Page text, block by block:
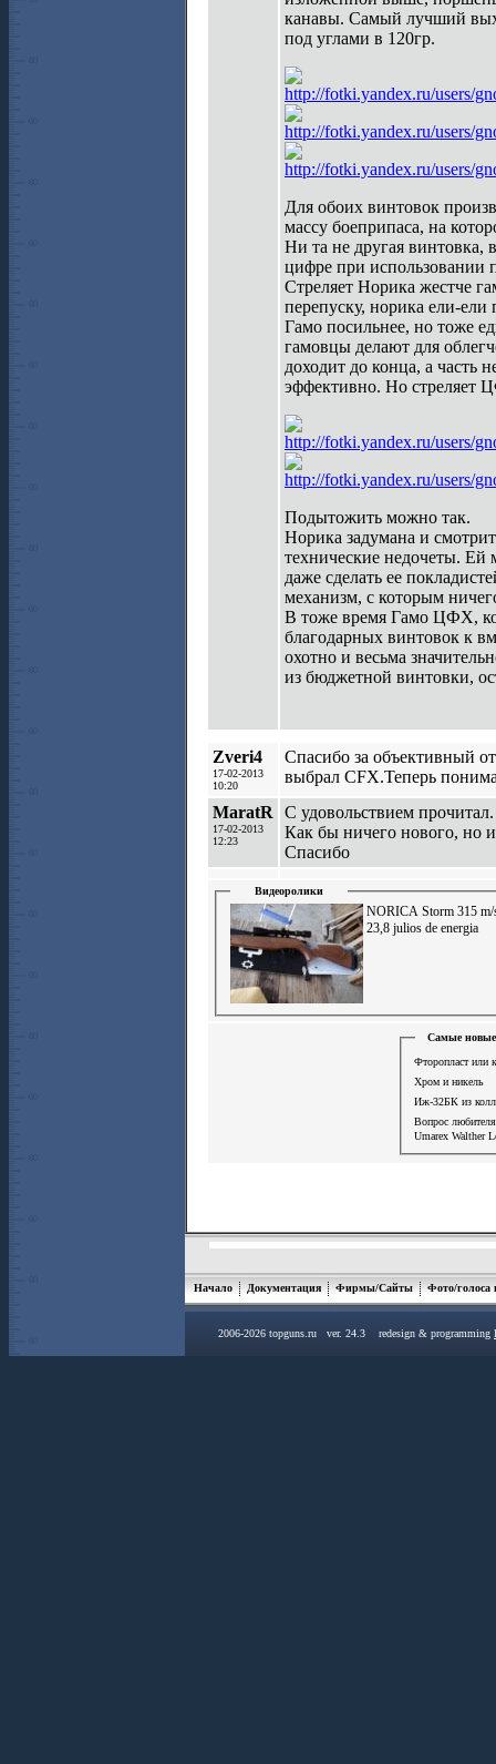
канавы. Самый лучший
под углами в 120гр.
http://fotki.yandex.ru/users/
http://fotki.yandex.ru/users/
http://fotki.yandex.ru/users/
Для обоих винтовок
массу боеприпаса, на
Ни та не другая винтовка,
цифре при использовании
Стреляет Норика жестче
перепуску, норика ели-
Гамо посильнее, но тоже
гамовцы делают для
доходит до конца, а часть
эффективно. Но стреляет
http://fotki.yandex.ru/users/
http://fotki.yandex.ru/users/
Подытожить можно так.
Норика задумана и
технические недочеты.
даже сделать ее
механизм, с которым
В тоже время Гамо ЦФХ,
благодарных винтовок к
охотно и весьма
из бюджетной винтовки,
Zveri4
17-02-2013
10:20
Спасибо за объективный
выбрал CFX.Теперь
MaratR
17-02-2013
12:23
С удовольствием прочитал.
Как бы ничего нового, но
Спасибо
Видеоролики
NORICA Storm 315 m/
23,8 julios de energia
Самые новые
Фторопласт или
Хром и никель
Иж-32БК из
Вопрос
Umarex Walther
Начало Документация Фирмы/Сайты Фото/голоса
2006-2026 topguns.ru ver. 24.3 redesign & programming